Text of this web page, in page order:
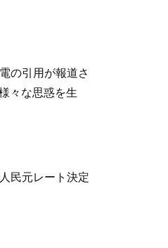
の引用が報道さ
々な思惑を生
民元レート決定